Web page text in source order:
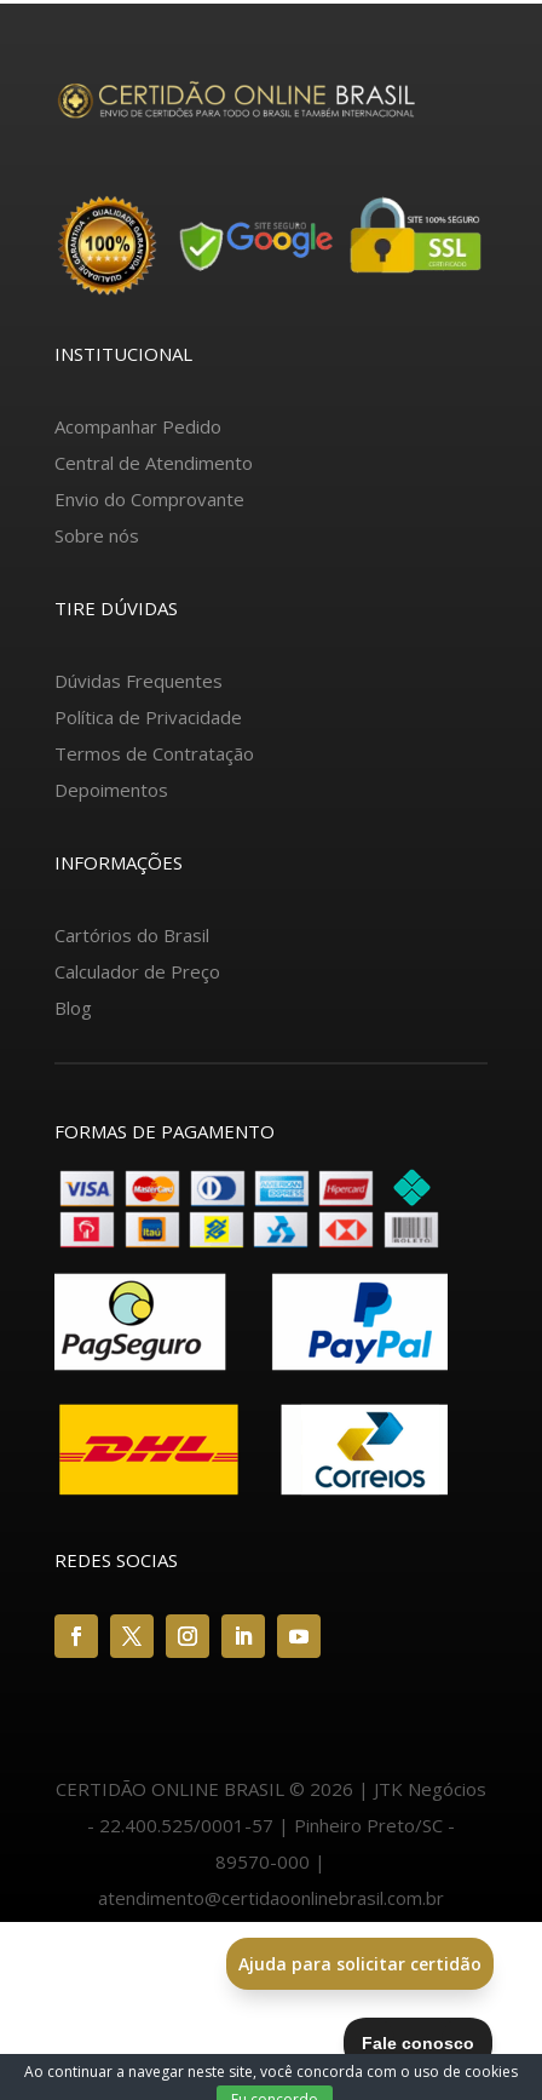
INSTITUCIONAL
Acompanhar Pedido
Central de Atendimento
Envio do Comprovante
Sobre nós
TIRE DÚVIDAS
Dúvidas Frequentes
Política de Privacidade
Termos de Contratação
Depoimentos
INFORMAÇÕES
Cartórios do Brasil
Calculador de Preço
Blog
FORMAS DE PAGAMENTO
REDES SOCIAS
CERTIDÃO ONLINE BRASIL © 2026 | JTK Negócios
- 22.400.525/0001-57 | Pinheiro Preto/SC -
89570-000 |
atendimento@certidaoonlinebrasil.com.br
Ajuda para solicitar certidão
Ao continuar a navegar neste site, você concorda com o uso de cookies